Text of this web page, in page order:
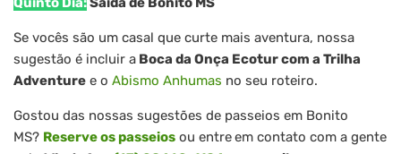
Se vocês são um casal que curte mais aventura, nossa
sugestão é incluir a Boca da Onça Ecotur com a Trilha
Adventure e o Abismo Anhumas no seu roteiro.
Gostou das nossas sugestões de passeios em Bonito
MS? Reserve os passeios ou entreem contato com a gente